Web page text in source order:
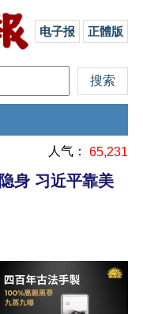
电子报 正體版
人气： 65,231
身 习近平靠美